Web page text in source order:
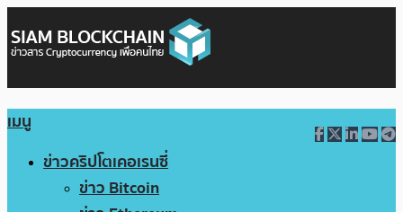
เมนู
ข่าวคริปโตเคอเรนซี่
ข่าว Bitcoin